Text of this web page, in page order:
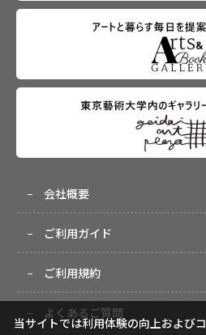
会社概要
ご利用ガイド
ご利用規約
よくあるご質問
当サイトでは利用体験の向上および